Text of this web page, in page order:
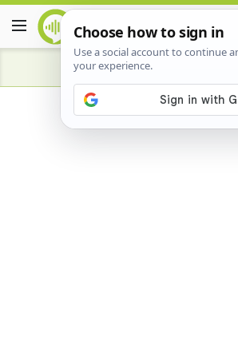
Advertisement